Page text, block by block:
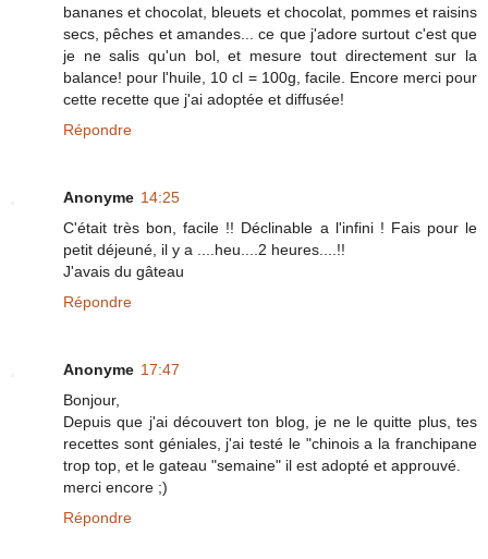
bananes et chocolat, bleuets et chocolat, pommes et raisins
secs, pêches et amandes... ce que j'adore surtout c'est que
je ne salis qu'un bol, et mesure tout directement sur la
balance! pour l'huile, 10 cl = 100g, facile. Encore merci pour
cette recette que j'ai adoptée et diffusée!
Répondre
Anonyme 14:25
C'était très bon, facile !! Déclinable a l'infini ! Fais pour le
petit déjeuné, il y a ....heu....2 heures....!!
J'avais du gâteau
Répondre
Anonyme 17:47
Bonjour,
Depuis que j'ai découvert ton blog, je ne le quitte plus, tes
recettes sont géniales, j'ai testé le "chinois a la franchipane
trop top, et le gateau "semaine" il est adopté et approuvé.
merci encore ;)
Répondre